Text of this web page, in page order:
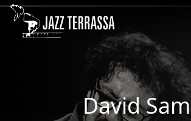
Pasar al contenido principal
David Sam